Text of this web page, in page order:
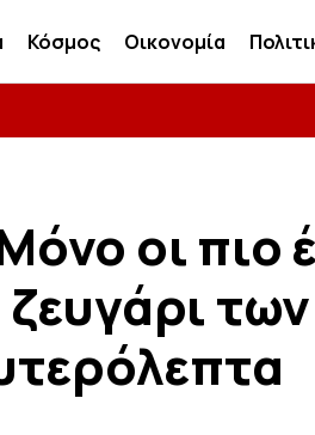
Κόσμος Οικονομία
οι πιο
των